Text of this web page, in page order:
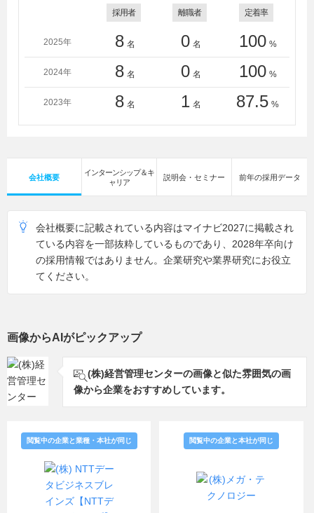
採用者 離職者 定着率
2025年 8 名 0 名 100 %
2024年 8 名 0 名 100 %
2023年 8 名 1 名 87.5 %
会社概要
インターンシップ＆キ
ャリア
説明会・セミナー 前年の採用データ
会社概要に記載されている内容はマイナビ2027に掲載され
ている内容を一部抜粋しているものであり、2028年卒向け
の採用情報ではありません。企業研究や業界研究にお役立
てください。
画像からAIがピックアップ
(株)経営管理センターの画像と似た雰囲気の画
像から企業をおすすめしています。
閲覧中の企業と業種・本社が同じ 閲覧中の企業と本社が同じ